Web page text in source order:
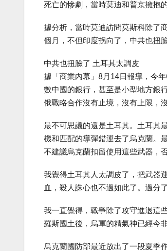
死亡的慘劇，當時莫迪和普京擁抱
據分析，當時莫迪訪問莫斯科除了
個月，不但印度拐向了，中共也扭臉
中共也扭臉了 土耳其太調皮
據「商業內幕」8月14日報導，今
數中國的銀行，甚至是小型地方銀
俄戰略合作沒有止境，沒有上限，
最不可思議的還是土耳其。土耳其
機和匹配的導彈錯運去了烏克蘭。
不建議烏克蘭扣留使用這些武器，
我覺得土耳其人太調皮了，把武器
血，殺人誅心也不過如此了。過分了
我一直覺得，戰爭除了攻守進退這
羅斯國土後，烏軍的精氣神已經今
烏克蘭國防部最近放出了一段夏季